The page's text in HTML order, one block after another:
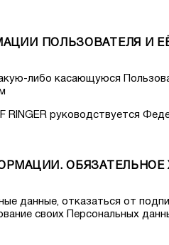
ПОЛЬЗОВАТЕЛЯ И
либо касающуюся
RINGER руководствуется
ОБЯЗАТЕЛЬНОЕ
данные, отказаться от
своих Персональных